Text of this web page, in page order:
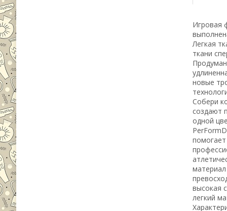
Игровая
Легкая
ткани
новые
Собери
создают
одной
материал
высокая
легкий